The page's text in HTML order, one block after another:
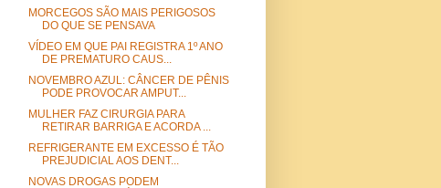
MORCEGOS SÃO MAIS PERIGOSOS
DO QUE SE PENSAVA
VÍDEO EM QUE PAI REGISTRA 1º ANO
DE PREMATURO CAUS...
NOVEMBRO AZUL: CÂNCER DE PÊNIS
PODE PROVOCAR AMPUT...
MULHER FAZ CIRURGIA PARA
RETIRAR BARRIGA E ACORDA ...
REFRIGERANTE EM EXCESSO É TÃO
PREJUDICIAL AOS DENT...
NOVAS DROGAS PODEM